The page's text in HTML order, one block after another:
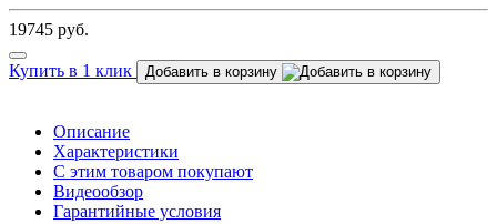
19745 руб.
Купить в 1 клик Добавить в корзину
Описание
Характеристики
С этим товаром покупают
Видеообзор
Гарантийные условия